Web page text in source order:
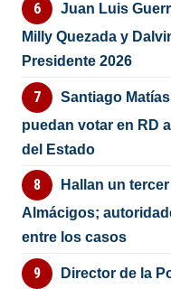
Juan Luis
Milly Quezada y
Presidente 2026
Santiago
puedan votar en RD
del Estado
Hallan un
Almácigos;
entre los casos
Director de la